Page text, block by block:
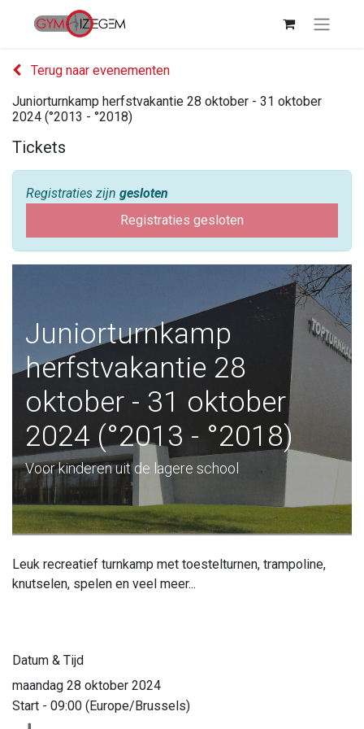
Terug naar evenementen
Juniorturnkamp herfstvakantie 28 oktober - 31 oktober
2024 (°2013 - °2018)
Tickets
Registraties zijn gesloten
Registraties gesloten
Juniorturnkamp
herfstvakantie 28
oktober - 31 oktober
2024 (°2013 - °2018)
Voor kinderen uit de lagere school
Leuk recreatief turnkamp met toestelturnen, trampoline,
knutselen, spelen en veel meer...
Datum & Tijd
maandag 28 oktober 2024
Start - 09:00 (Europe/Brussels)